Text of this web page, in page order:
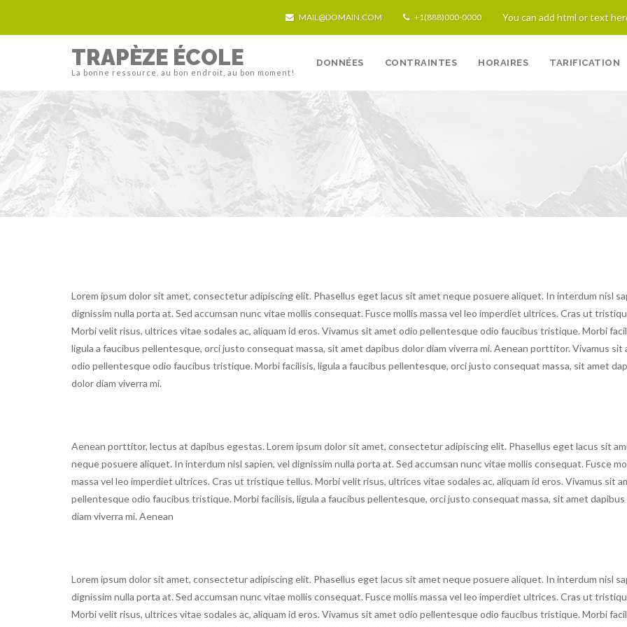
MAIL@DOMAIN.COM +1(888)000-0000 You can add html or text
TRAPÈZE ÉCOLE
La bonne ressource, au bon endroit, au bon moment!
DONNÉES CONTRAINTES HORAIRES TARIFICATION
Lorem ipsum dolor sit amet, consectetur adipiscing elit. Phasellus eget lacus sit amet neque posuere aliquet. In interdum nisl
dignissim nulla porta at. Sed accumsan nunc vitae mollis consequat. Fusce mollis massa vel leo imperdiet ultrices. Cras ut
Morbi velit risus, ultrices vitae sodales ac, aliquam id eros. Vivamus sit amet odio pellentesque odio faucibus tristique. Morbi
ligula a faucibus pellentesque, orci justo consequat massa, sit amet dapibus dolor diam viverra mi. Aenean porttitor. Vivamus sit
odio pellentesque odio faucibus tristique. Morbi facilisis, ligula a faucibus pellentesque, orci justo consequat massa, sit amet
dolor diam viverra mi.
Aenean porttitor, lectus at dapibus egestas. Lorem ipsum dolor sit amet, consectetur adipiscing elit. Phasellus eget lacus sit
neque posuere aliquet. In interdum nisl sapien, vel dignissim nulla porta at. Sed accumsan nunc vitae mollis consequat. Fusce
massa vel leo imperdiet ultrices. Cras ut tristique tellus. Morbi velit risus, ultrices vitae sodales ac, aliquam id eros. Vivamus sit
pellentesque odio faucibus tristique. Morbi facilisis, ligula a faucibus pellentesque, orci justo consequat massa, sit amet
diam viverra mi. Aenean
Lorem ipsum dolor sit amet, consectetur adipiscing elit. Phasellus eget lacus sit amet neque posuere aliquet. In interdum nisl
dignissim nulla porta at. Sed accumsan nunc vitae mollis consequat. Fusce mollis massa vel leo imperdiet ultrices. Cras ut
Morbi velit risus, ultrices vitae sodales ac, aliquam id eros. Vivamus sit amet odio pellentesque odio faucibus tristique. Morbi